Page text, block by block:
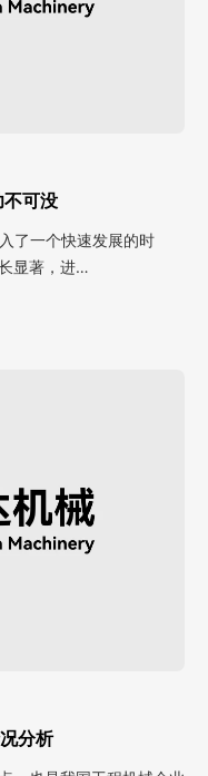
不可没
了一个快速发展的时
显著，进…
分析